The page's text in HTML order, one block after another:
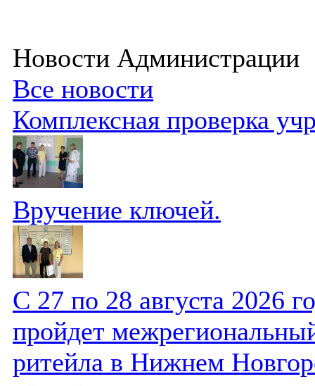
Новости Администрации
Все новости
Комплексная проверка
Вручение ключей.
С 27 по 28 августа 2026
пройдет
ритейла в Нижнем